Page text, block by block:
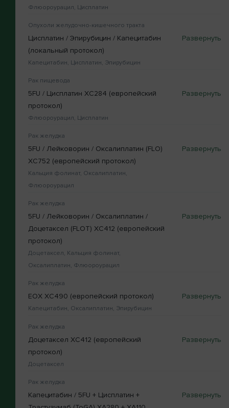
Флюороурацил, Цисплатин
Опухоли желудочно-кишечного тракта
Цисплатин / Эпирубицин / Капецитабин
(локальный протокол)
Капецитабин, Цисплатин, Эпирубицин
Рак пищевода
5FU / Цисплатин XC284 (европейский
протокол)
Флюороурацил, Цисплатин
Рак желудка
5FU / Лейковорин / Оксалиплатин (FLO)
XC752 (европейский протокол)
Кальция фолинат, Оксалиплатин,
Флюороурацил
Рак желудка
5FU / Лейковорин / Оксалиплатин /
Доцетаксел (FLOТ) XC412 (европейский
протокол)
Доцетаксел, Кальция фолинат,
Оксалиплатин, Флюороурацил
Рак желудка
EOX XC490 (европейский протокол)
Капецитабин, Оксалиплатин, Эпирубицин
Рак желудка
Доцетаксел XC412 (европейский
протокол)
Доцетаксел
Рак желудка
Капецитабин / 5FU + Цисплатин +